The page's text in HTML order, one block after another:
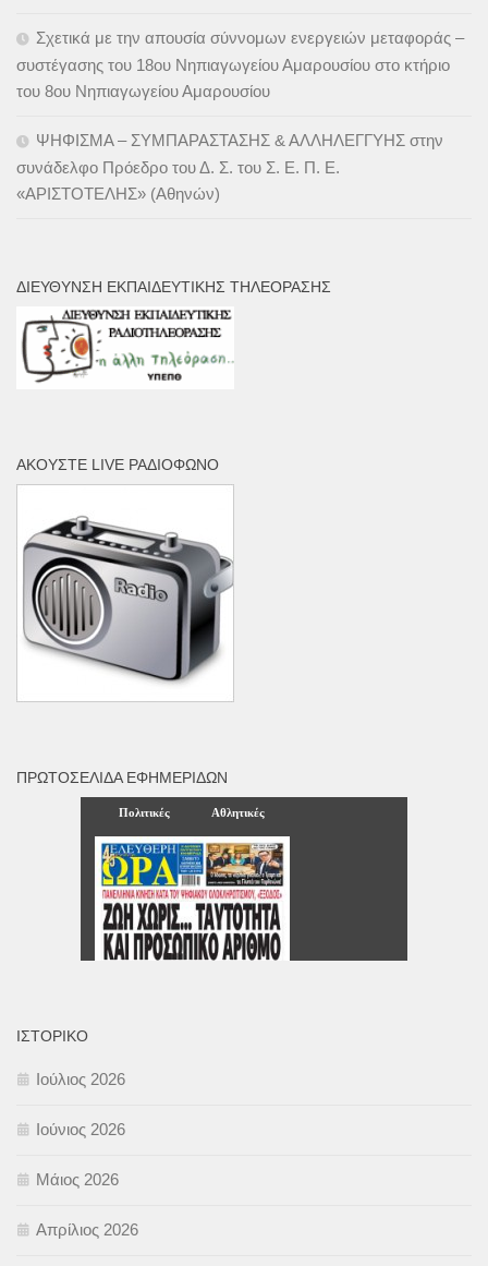
Σχετικά με την απουσία σύννομων ενεργειών μεταφοράς –
συστέγασης του 18ου Νηπιαγωγείου Αμαρουσίου στο κτήριο
του 8ου Νηπιαγωγείου Αμαρουσίου
ΨΗΦΙΣΜΑ – ΣΥΜΠΑΡΑΣΤΑΣΗΣ & ΑΛΛΗΛΕΓΓΥΗΣ στην
συνάδελφο Πρόεδρο του Δ. Σ. του Σ. Ε. Π. Ε.
«ΑΡΙΣΤΟΤΕΛΗΣ» (Αθηνών)
ΔΙΕΎΘΥΝΣΗ ΕΚΠΑΙΔΕΥΤΙΚΉΣ ΤΗΛΕΌΡΑΣΗΣ
ΑΚΟΎΣΤΕ LIVE ΡΑΔΙΌΦΩΝΟ
ΠΡΩΤΟΣΈΛΙΔΑ ΕΦΗΜΕΡΊΔΩΝ
ΙΣΤΟΡΙΚΌ
Ιούλιος 2026
Ιούνιος 2026
Μάιος 2026
Απρίλιος 2026